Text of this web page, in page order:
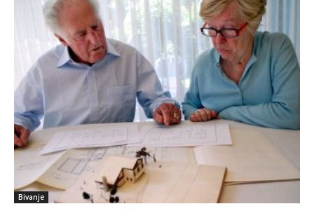
Bivanje